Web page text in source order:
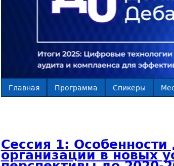
Главная Программа Спикеры
Сессия 1:
организации в новых